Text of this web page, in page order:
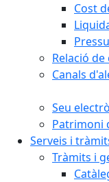
Cost
Relació
Canals
Seu
Patrimoni
Serveis i
Tràmits i